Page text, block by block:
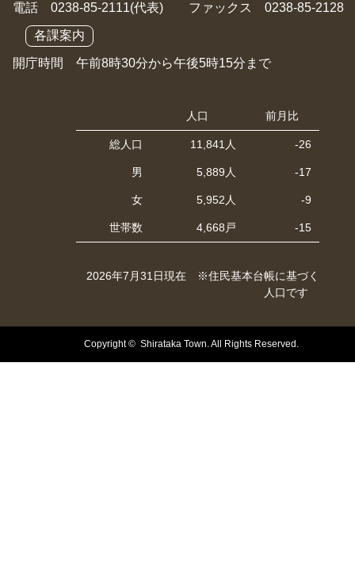
電話 0238-85-2111(代表) ファックス 0238-85-2128
各課案内
開庁時間 午前8時30分から午後5時15分まで
人口 前月比
総人口 11,841人 -26
男 5,889人 -17
女 5,952人 -9
世帯数 4,668戸 -15
2026年7月31日現在 ※住民基本台帳に基づく
人口です
Copyright © Shirataka Town. All Rights Reserved.